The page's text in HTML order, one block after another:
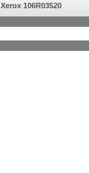
Xerox 106R03520